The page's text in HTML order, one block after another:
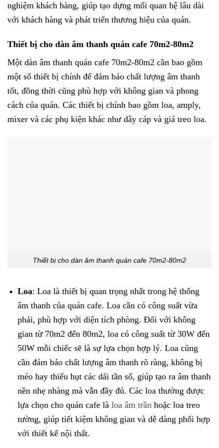
nghiệm khách hàng, giúp tạo dựng mối quan hệ lâu dài
với khách hàng và phát triển thương hiệu của quán.
Thiết bị cho dàn âm thanh quán cafe 70m2-80m2
Một dàn âm thanh quán cafe 70m2-80m2 cần bao gồm
một số thiết bị chính để đảm bảo chất lượng âm thanh
tốt, đồng thời cũng phù hợp với không gian và phong
cách của quán. Các thiết bị chính bao gồm loa, amply,
mixer và các phụ kiện khác như dây cáp và giá treo loa.
Thiết bị cho dàn âm thanh quán cafe 70m2-80m2
Loa: Loa là thiết bị quan trọng nhất trong hệ thống
âm thanh của quán cafe. Loa cần có công suất vừa
phải, phù hợp với diện tích phòng. Đối với không
gian từ 70m2 đến 80m2, loa có công suất từ 30W đến
50W mỗi chiếc sẽ là sự lựa chọn hợp lý. Loa cũng
cần đảm bảo chất lượng âm thanh rõ ràng, không bị
méo hay thiếu hụt các dải tần số, giúp tạo ra âm thanh
nền nhẹ nhàng mà vẫn đầy đủ. Các loa thường được
lựa chọn cho quán cafe là loa âm trầnhoặc loa treo
tường, giúp tiết kiệm không gian và dễ dàng phối hợp
với thiết kế nội thất.